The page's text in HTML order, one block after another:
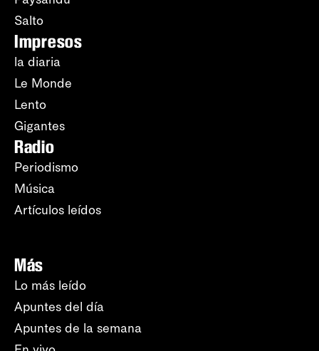
Salto
Impresos
la diaria
Le Monde
Lento
Gigantes
Radio
Periodismo
Música
Artículos leídos
Más
Lo más leído
Apuntes del día
Apuntes de la semana